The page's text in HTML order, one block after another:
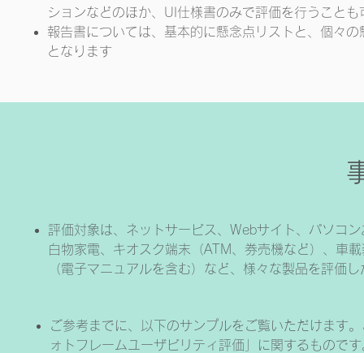
ションなどのほか、UI仕様書のみで評価を行うことも
報告書については、基本的に懸念点リストと、個々
となります
評価対象は、ネットサービス、Webサイト、パソコ
白物家電、キオスク端末（ATM、券売機など）、車
（電子マニュアルを含む）など、様々な製品を評価
ご参考までに、以下のサンプルをご覧いただけます
ォトフレームユーザビリティ評価」に関するものです